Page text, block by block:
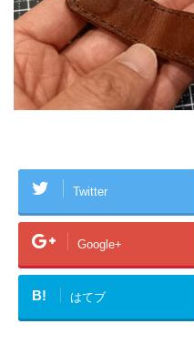
Twitter
Google+
B! はてブ